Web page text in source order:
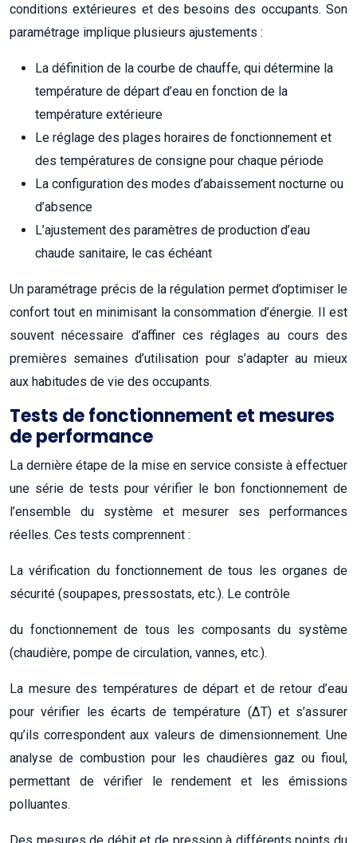
conditions extérieures et des besoins des occupants. Son
paramétrage implique plusieurs ajustements :
La définition de la courbe de chauffe, qui détermine la
température de départ d’eau en fonction de la
température extérieure
Le réglage des plages horaires de fonctionnement et
des températures de consigne pour chaque période
La configuration des modes d’abaissement nocturne ou
d’absence
L’ajustement des paramètres de production d’eau
chaude sanitaire, le cas échéant
Un paramétrage précis de la régulation permet d’optimiser le
confort tout en minimisant la consommation d’énergie. Il est
souvent nécessaire d’affiner ces réglages au cours des
premières semaines d’utilisation pour s’adapter au mieux
aux habitudes de vie des occupants.
Tests de fonctionnement et mesures
de performance
La dernière étape de la mise en service consiste à effectuer
une série de tests pour vérifier le bon fonctionnement de
l’ensemble du système et mesurer ses performances
réelles. Ces tests comprennent :
La vérification du fonctionnement de tous les organes de
sécurité (soupapes, pressostats, etc.). Le contrôle
du fonctionnement de tous les composants du système
(chaudière, pompe de circulation, vannes, etc.).
La mesure des températures de départ et de retour d’eau
pour vérifier les écarts de température (ΔT) et s’assurer
qu’ils correspondent aux valeurs de dimensionnement. Une
analyse de combustion pour les chaudières gaz ou fioul,
permettant de vérifier le rendement et les émissions
polluantes.
Des mesures de débit et de pression à différents points du